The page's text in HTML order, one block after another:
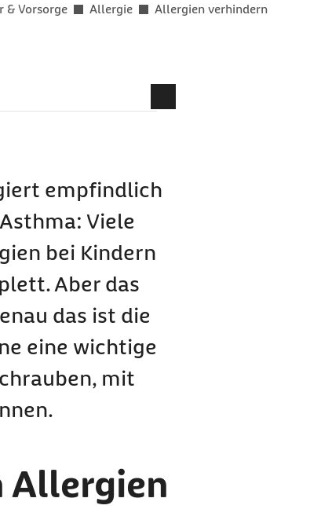
& Vorsorge Allergie Allergien verhindern
von Allergien
empfindlich
Viele
bei Kindern
Aber das
das ist die
eine wichtige
mit
Allergien